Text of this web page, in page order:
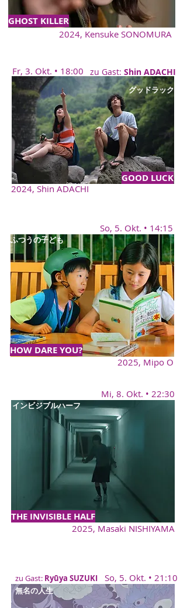
GHOST KILLER
2024, Kensuke SONOMURA
Fr, 3. Okt. • 18:00 zu Gast: Shin ADACHI
GOOD LUCK
グッドラック
2024, Shin ADACHI
So, 5. Okt. • 14:15
HOW DARE YOU?
ふつうの子ども
2025, Mipo O
Mi, 8. Okt. • 22:30
THE INVISIBLE HALF
インビジブルハーフ
2025, Masaki NISHIYAMA
So, 5. Okt. • 21:10
zu Gast: Ryūya SUZUKI
無名の人生